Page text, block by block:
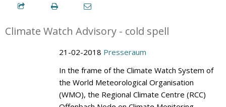
Climate Watch Advisory - cold spell
21-02-2018 Presseraum
In the frame of the Climate Watch System of
the World Meteorological Organisation
(WMO), the Regional Climate Centre (RCC)